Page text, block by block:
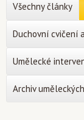
Všechny články
Duchovní cvičení
Umělecké
Archiv